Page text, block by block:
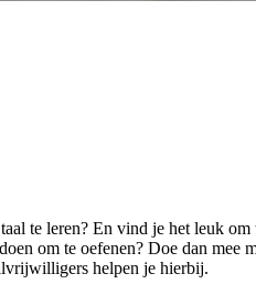
te leren? En vind je het leuk
om te oefenen? Doe dan mee
helpen je hierbij.